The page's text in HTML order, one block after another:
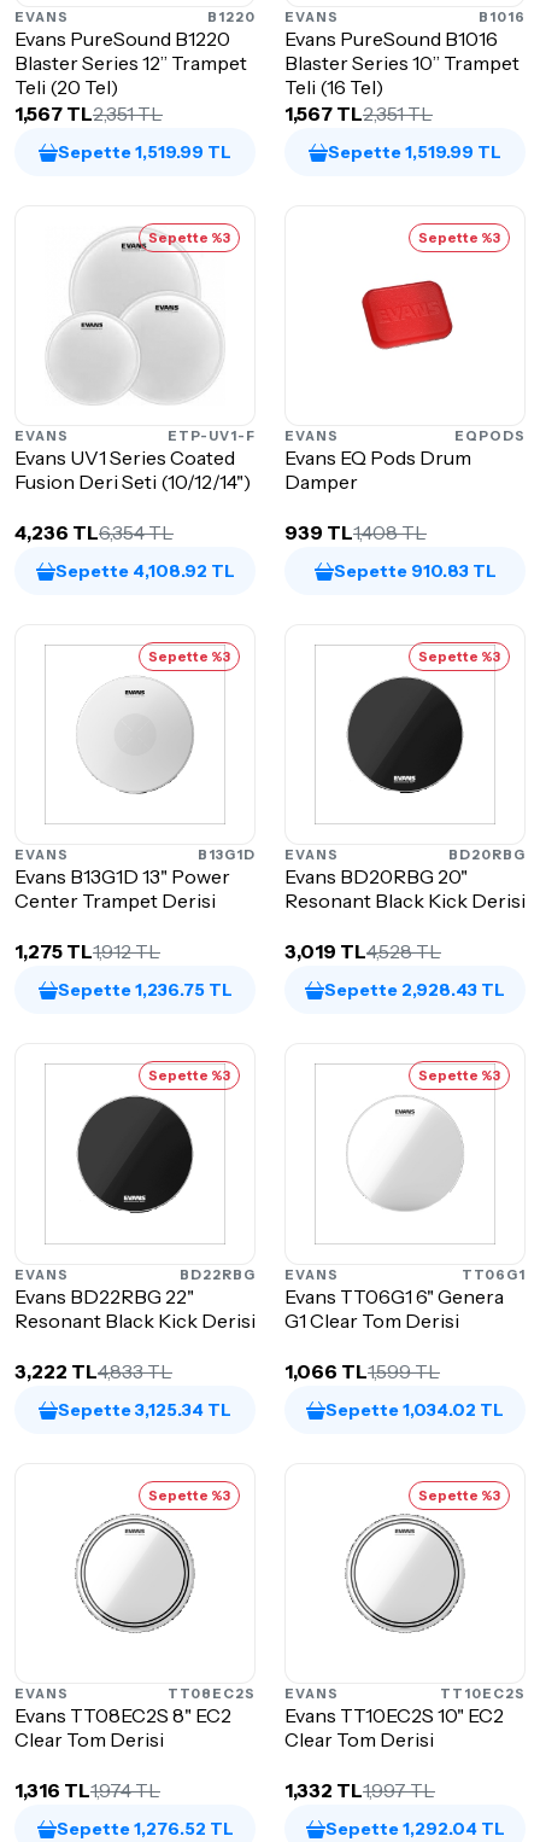
EVANS B1220
Evans PureSound B1220
Blaster Series 12” Trampet
Teli (20 Tel)
1,567 TL2,351 TL
Sepette 1,519.99 TL
EVANS B1016
Evans PureSound B1016
Blaster Series 10” Trampet
Teli (16 Tel)
1,567 TL2,351 TL
Sepette 1,519.99 TL
Sepette %3
EVANS ETP-UV1-F
Evans UV1 Series Coated
Fusion Deri Seti (10/12/14")
4,236 TL6,354 TL
Sepette 4,108.92 TL
Sepette %3
EVANS EQPODS
Evans EQ Pods Drum
Damper
939 TL1,408 TL
Sepette 910.83 TL
Sepette %3
EVANS B13G1D
Evans B13G1D 13" Power
Center Trampet Derisi
1,275 TL1,912 TL
Sepette 1,236.75 TL
Sepette %3
EVANS BD20RBG
Evans BD20RBG 20"
Resonant Black Kick Derisi
3,019 TL4,528 TL
Sepette 2,928.43 TL
Sepette %3
EVANS BD22RBG
Evans BD22RBG 22"
Resonant Black Kick Derisi
3,222 TL4,833 TL
Sepette 3,125.34 TL
Sepette %3
EVANS TT06G1
Evans TT06G1 6" Genera
G1 Clear Tom Derisi
1,066 TL1,599 TL
Sepette 1,034.02 TL
Sepette %3
EVANS TT08EC2S
Evans TT08EC2S 8" EC2
Clear Tom Derisi
1,316 TL1,974 TL
Sepette 1,276.52 TL
Sepette %3
EVANS TT10EC2S
Evans TT10EC2S 10" EC2
Clear Tom Derisi
1,332 TL1,997 TL
Sepette 1,292.04 TL